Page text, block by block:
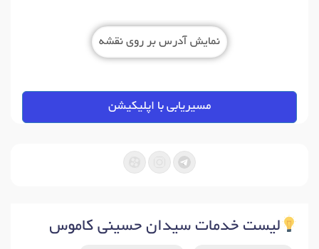
نمایش آدرس بر روی نقشه
مسیریابی با اپلیکیشن
لیست خدمات سیدان حسینی کاموس